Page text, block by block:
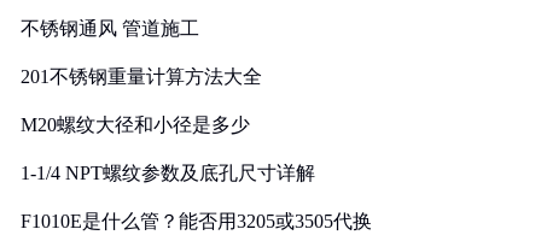
不锈钢通风 管道施工
201不锈钢重量计算方法大全
M20螺纹大径和小径是多少
1-1/4 NPT螺纹参数及底孔尺寸详解
F1010E是什么管？能否用3205或3505代换